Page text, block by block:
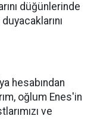
düğünlerinde
hesabından
oğlum Enes'in
ve